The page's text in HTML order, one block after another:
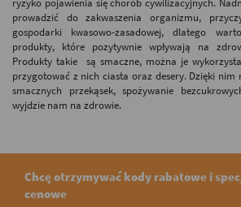
ryzyko pojawienia się chorób cywilizacyjnych.
prowadzić do zakwaszenia organizmu,
gospodarki kwasowo-zasadowej, dlatego
produkty, które pozytywnie wpływają na
Produkty takie są smaczne, można je
przygotować z nich ciasta oraz desery. Dzięki nim
smacznych przekąsek, spożywanie
wyjdzie nam na zdrowie.
Chcę otrzymywać kody rabatowe i
cenowe